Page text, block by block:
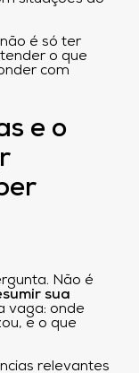
é só ter
o que
com
e o
Não é
sua
vaga: onde
e o que
relevantes